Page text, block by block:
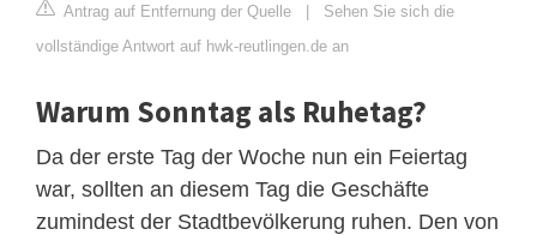
Antrag auf Entfernung der Quelle | Sehen Sie sich die
vollständige Antwort auf hwk-reutlingen.de an
Warum Sonntag als Ruhetag?
Da der erste Tag der Woche nun ein Feiertag
war, sollten an diesem Tag die Geschäfte
zumindest der Stadtbevölkerung ruhen. Den von